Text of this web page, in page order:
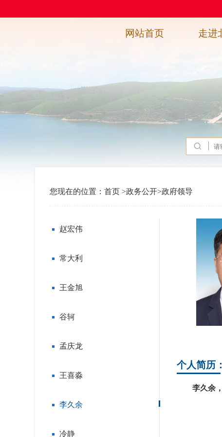
网站首页 走进
您现在的位置： 首页 >政务公开>政府领导
赵宏伟
常大利
王金旭
谷轲
孟庆龙
王喜淼
李久余
冷静
个人简历：
李久余